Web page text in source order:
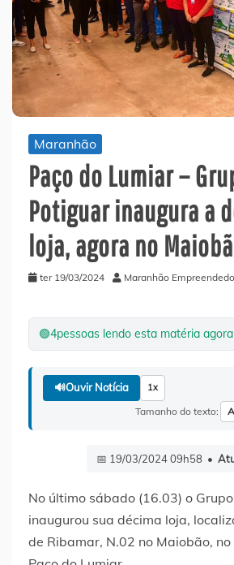
Maranhão
Paço do Lumiar –
Potiguar inaugura a
loja, agora no
ter 19/03/2024 Maranhão
🟢4pessoas lendo esta matéria agora
🔊Ouvir Notícia 1x
Tamanho do texto:
📅 19/03/2024 09h58 •
No último sábado (16.03) o
inaugurou sua décima loja,
de Ribamar, N.02 no Maiobão,